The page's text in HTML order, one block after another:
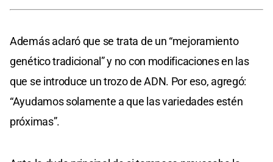
Además aclaró que se trata de un “mejoramiento
genético tradicional” y no con modificaciones en las
que se introduce un trozo de ADN. Por eso, agregó:
“Ayudamos solamente a que las variedades estén
próximas”.